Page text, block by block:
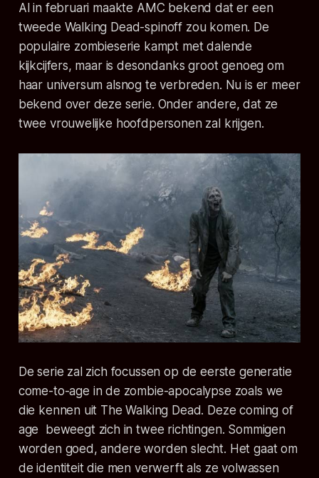
Al in februari maakte AMC bekend dat er een
tweede Walking Dead-spinoff zou komen. De
populaire zombieserie kampt met dalende
kijkcijfers, maar is desondanks groot genoeg om
haar universum alsnog te verbreden. Nu is er meer
bekend over deze serie. Onder andere, dat ze
twee vrouwelijke hoofdpersonen zal krijgen.
De serie zal zich focussen op de eerste generatie
come-to-age in de zombie-apocalypse zoals we
die kennen uit The Walking Dead. Dezecoming of
age beweegt zich in twee richtingen. Sommigen
worden goed, andere worden slecht. Het gaat om
de identiteit die men verwerft als ze volwassen